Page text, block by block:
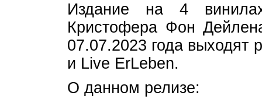
Издание на 4
Кристофера Фон
07.07.2023 года выходят
и Live ErLeben.
О данном релизе: